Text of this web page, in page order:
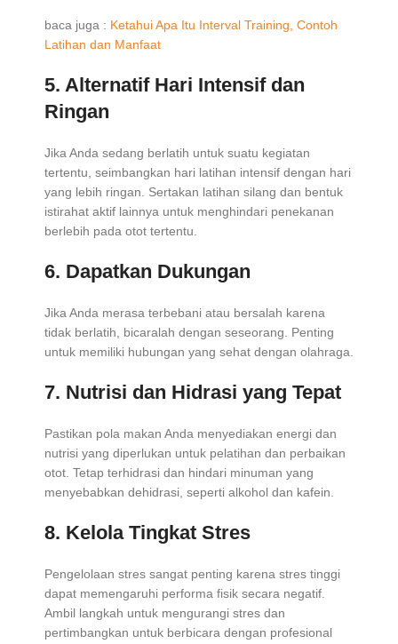
baca juga : Ketahui Apa Itu Interval Training, Contoh
Latihan dan Manfaat
5. Alternatif Hari Intensif dan
Ringan
Jika Anda sedang berlatih untuk suatu kegiatan
tertentu, seimbangkan hari latihan intensif dengan hari
yang lebih ringan. Sertakan latihan silang dan bentuk
istirahat aktif lainnya untuk menghindari penekanan
berlebih pada otot tertentu.
6. Dapatkan Dukungan
Jika Anda merasa terbebani atau bersalah karena
tidak berlatih, bicaralah dengan seseorang. Penting
untuk memiliki hubungan yang sehat dengan olahraga.
7. Nutrisi dan Hidrasi yang Tepat
Pastikan pola makan Anda menyediakan energi dan
nutrisi yang diperlukan untuk pelatihan dan perbaikan
otot. Tetap terhidrasi dan hindari minuman yang
menyebabkan dehidrasi, seperti alkohol dan kafein.
8. Kelola Tingkat Stres
Pengelolaan stres sangat penting karena stres tinggi
dapat memengaruhi performa fisik secara negatif.
Ambil langkah untuk mengurangi stres dan
pertimbangkan untuk berbicara dengan profesional